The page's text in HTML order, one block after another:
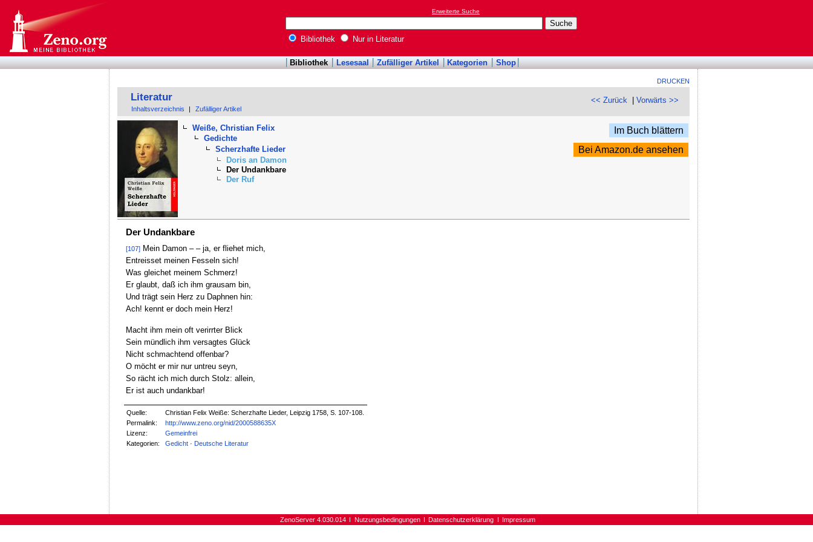
Erweiterte Suche
Bibliothek Nur in Literatur
Bibliothek Lesesaal Zufälliger Artikel Kategorien Shop
DRUCKEN
<< Zurück |Vorwärts >>
Literatur
Inhaltsverzeichnis Zufälliger Artikel
Weiße, Christian Felix
Gedichte
Scherzhafte Lieder
Doris an Damon
Der Undankbare
Der Ruf
Im Buch blättern
Bei Amazon.de ansehen
Der Undankbare
[107]Mein Damon – – ja, er fliehet mich,
Entreisset meinen Fesseln sich!
Was gleichet meinem Schmerz!
Er glaubt, daß ich ihm grausam bin,
Und trägt sein Herz zu Daphnen hin:
Ach! kennt er doch mein Herz!
Macht ihm mein oft verirrter Blick
Sein mündlich ihm versagtes Glück
Nicht schmachtend offenbar?
O möcht er mir nur untreu seyn,
So rächt ich mich durch Stolz: allein,
Er ist auch undankbar!
Quelle:
Christian Felix Weiße: Scherzhafte Lieder, Leipzig 1758, S. 107-108.
Permalink:
http://www.zeno.org/nid/2000588635X
Lizenz:
Gemeinfrei
Kategorien:
Gedicht · Deutsche Literatur
ZenoServer 4.030.014 Nutzungsbedingungen Datenschutzerklärung Impressum